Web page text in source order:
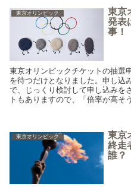
東京オリンピック
東京
発表
事！
東京オリンピックチケットの抽選
を待つだけとなりました。申し込
で、じっくり検討して申し込みを
トもありますので、「倍率が高そ
東京オリンピック
東京
終走
誰？